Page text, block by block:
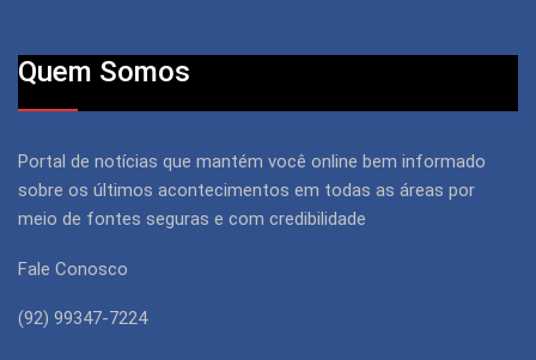
Quem Somos
Portal de notícias que mantém você online bem informado
sobre os últimos acontecimentos em todas as áreas por
meio de fontes seguras e com credibilidade
Fale Conosco
(92) 99347-7224